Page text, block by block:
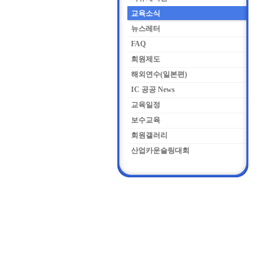
교육소식
뉴스레터
FAQ
회원제도
해외연수(일본편)
IC 공공 News
교육일정
보수교육
회원갤러리
산업카운슬링대회